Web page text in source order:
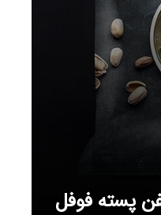
پسته فوفل